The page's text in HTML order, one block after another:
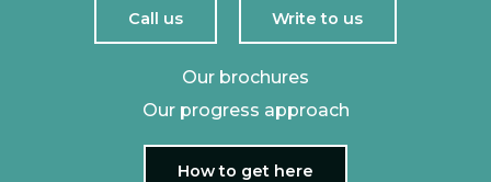
Call us Write to us
Our brochures
Our progress approach
How to get here